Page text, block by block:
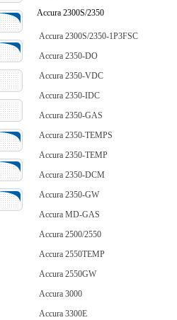
Accura 2300S/2350
Accura 2300S/2350-1P3FSC
Accura 2350-DO
Accura 2350-VDC
Accura 2350-IDC
Accura 2350-GAS
Accura 2350-TEMPS
Accura 2350-TEMP
Accura 2350-DCM
Accura 2350-GW
Accura MD-GAS
Accura 2500/2550
Accura 2550TEMP
Accura 2550GW
Accura 3000
Accura 3300E